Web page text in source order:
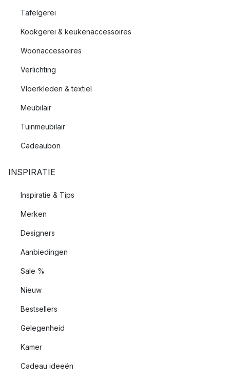
Tafelgerei
Kookgerei & keukenaccessoires
Woonaccessoires
Verlichting
Vloerkleden & textiel
Meubilair
Tuinmeubilair
Cadeaubon
INSPIRATIE
Inspiratie & Tips
Merken
Designers
Aanbiedingen
Sale %
Nieuw
Bestsellers
Gelegenheid
Kamer
Cadeau ideeën